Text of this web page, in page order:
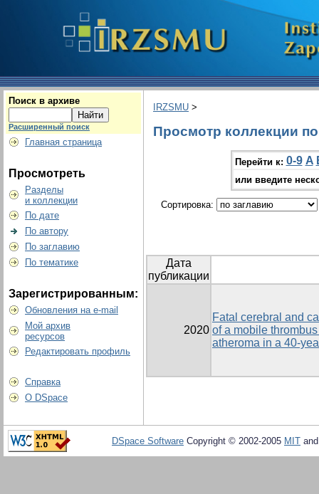
Поиск в архиве
Расширенный поиск
Главная страница
Просмотреть
Разделы
и коллекции
По дате
По автору
По заглавию
По тематике
Зарегистрированным:
Обновления на e-mail
Мой архив
ресурсов
Редактировать профиль
Справка
О DSpace
IRZSMU >
Просмотр коллекции
Перейти к: 0-9 A
или введите
Сортировка:
Дата
публикации
2020
Fatal cerebral and
of a mobile
atheroma in a 40-
DSpace Software Copyright © 2002-2005 MIT